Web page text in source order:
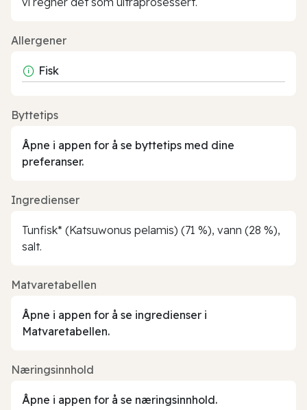
Allergener
Fisk
Byttetips
Åpne i appen for å se byttetips med dine
preferanser.
Ingredienser
Tunfisk* (Katsuwonus pelamis) (71 %), vann (28 %),
salt.
Matvaretabellen
Åpne i appen for å se ingredienser i
Matvaretabellen.
Næringsinnhold
Åpne i appen for å se næringsinnhold.